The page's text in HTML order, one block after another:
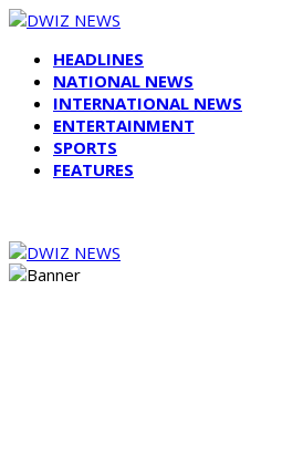
HEADLINES
NATIONAL NEWS
INTERNATIONAL NEWS
ENTERTAINMENT
SPORTS
FEATURES